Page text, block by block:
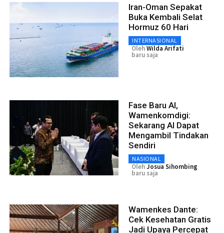
Iran-Oman Sepakat
Buka Kembali Selat
Hormuz 60 Hari
INTERNASIONAL
OlehWilda Arifati
baru saja
Fase Baru AI,
Wamenkomdigi:
Sekarang AI Dapat
Mengambil Tindakan
Sendiri
NASIONAL
OlehJosua Sihombing
baru saja
Wamenkes Dante:
Cek Kesehatan Gratis
Jadi Upaya Percepat